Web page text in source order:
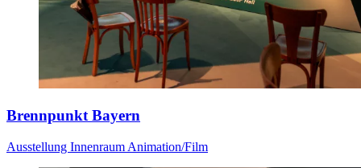
Brennpunkt Bayern
Ausstellung Innenraum Animation/Film